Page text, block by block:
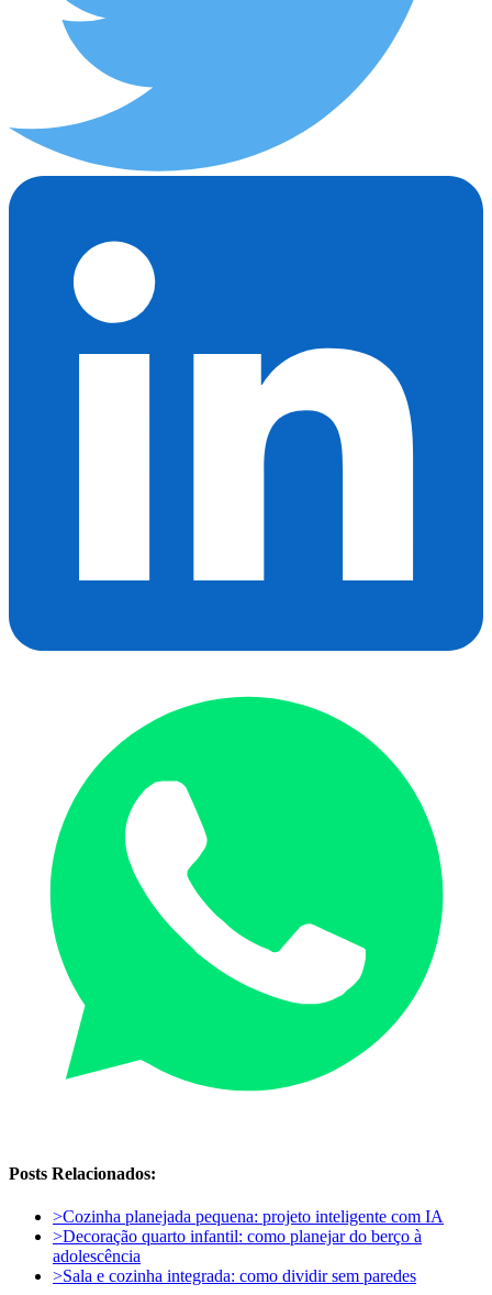
Posts Relacionados:
>Cozinha planejada pequena: projeto inteligente com IA
>Decoração quarto infantil: como planejar do berço à
adolescência
>Sala e cozinha integrada: como dividir sem paredes